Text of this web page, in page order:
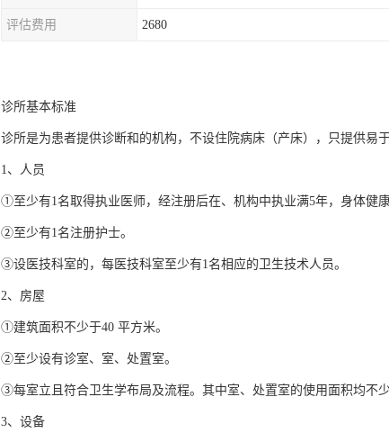
评估费用 2680
诊所基本标准
诊所是为患者提供诊断和的机构，不设住院病床（产床），只提供易
1、人员
①至少有1名取得执业医师，经注册后在、机构中执业满5年，身体健康
②至少有1名注册护士。
③设医技科室的，每医技科室至少有1名相应的卫生技术人员。
2、房屋
①建筑面积不少于40 平方米。
②至少设有诊室、室、处置室。
③每室立且符合卫生学布局及流程。其中室、处置室的使用面积均不
3、设备